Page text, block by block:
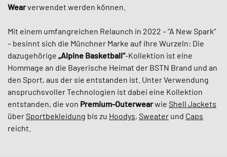
Wearverwendet werden können.
Mit einem umfangreichen Relaunch in 2022 – “A New Spark“
– besinnt sich die Münchner Marke auf ihre Wurzeln: Die
dazugehörige „Alpine Basketball“-Kollektion ist eine
Hommage an die Bayerische Heimat der BSTN Brand und an
den Sport, aus der sie entstanden ist. Unter Verwendung
anspruchsvoller Technologien ist dabei eine Kollektion
entstanden, die von Premium-Outerwearwie Shell Jackets
überSportbekleidung bis zu Hoodys, Sweater und Caps
reicht.